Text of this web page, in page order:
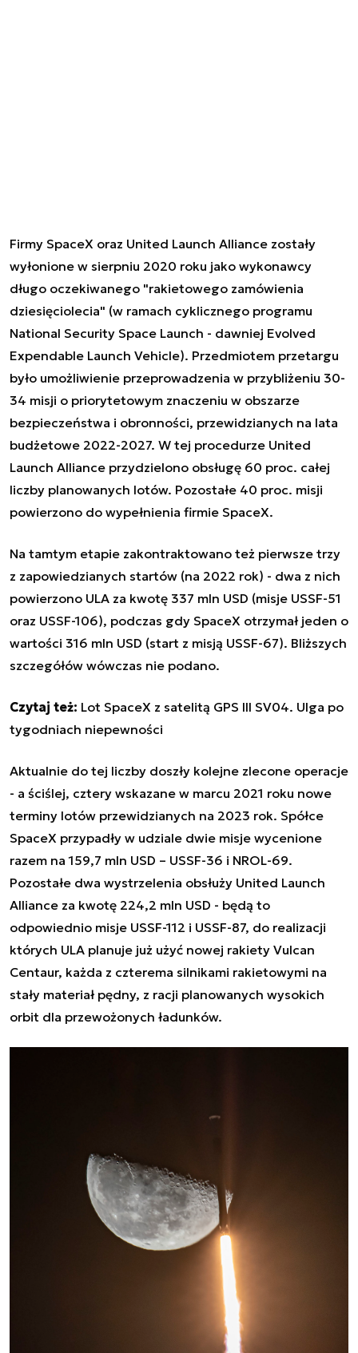
Firmy SpaceX oraz United Launch Alliance zostały
wyłonione w sierpniu 2020 roku jako wykonawcy
długo oczekiwanego "rakietowego zamówienia
dziesięciolecia" (w ramach cyklicznego programu
National Security Space Launch - dawniej Evolved
Expendable Launch Vehicle). Przedmiotem przetargu
było umożliwienie przeprowadzenia w przybliżeniu 30-
34 misji o priorytetowym znaczeniu w obszarze
bezpieczeństwa i obronności, przewidzianych na lata
budżetowe 2022-2027. W tej procedurze United
Launch Alliance przydzielono obsługę 60 proc. całej
liczby planowanych lotów. Pozostałe 40 proc. misji
powierzono do wypełnienia firmie SpaceX.
Na tamtym etapie zakontraktowano też pierwsze trzy
z zapowiedzianych startów (na 2022 rok) - dwa z nich
powierzono ULA za kwotę 337 mln USD (misje USSF-51
oraz USSF-106), podczas gdy SpaceX otrzymał jeden o
wartości 316 mln USD (start z misją USSF-67). Bliższych
szczegółów wówczas nie podano.
Czytaj też: Lot SpaceX z satelitą GPS III SV04. Ulga po
tygodniach niepewności
Aktualnie do tej liczby doszły kolejne zlecone operacje
- a ściślej, cztery wskazane w marcu 2021 roku nowe
terminy lotów przewidzianych na 2023 rok. Spółce
SpaceX przypadły w udziale dwie misje wycenione
razem na 159,7 mln USD – USSF-36 i NROL-69.
Pozostałe dwa wystrzelenia obsłuży United Launch
Alliance za kwotę 224,2 mln USD - będą to
odpowiednio misje USSF-112 i USSF-87, do realizacji
których ULA planuje już użyć nowej rakiety Vulcan
Centaur, każda z czterema silnikami rakietowymi na
stały materiał pędny, z racji planowanych wysokich
orbit dla przewożonych ładunków.